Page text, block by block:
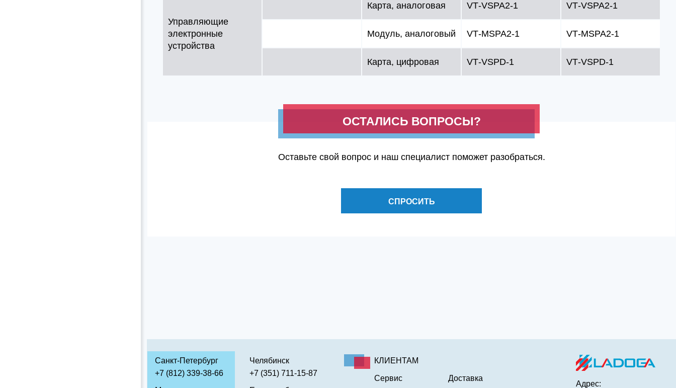
Управляющие
электронные
устройства
Карта, аналоговая VT‑VSPA2‑1 VT‑VSPA2‑1
Модуль, аналоговый VT‑MSPA2‑1 VT‑MSPA2‑1
Карта, цифровая VT‑VSPD‑1 VT‑VSPD‑1
ОСТАЛИСЬ ВОПРОСЫ?
Оставьте свой вопрос и наш специалист поможет разобраться.
СПРОСИТЬ
Санкт-Петербург
+7 (812) 339-38-66
Челябинск
+7 (351) 711-15-87
КЛИЕНТАМ
Сервис Доставка
Адрес: